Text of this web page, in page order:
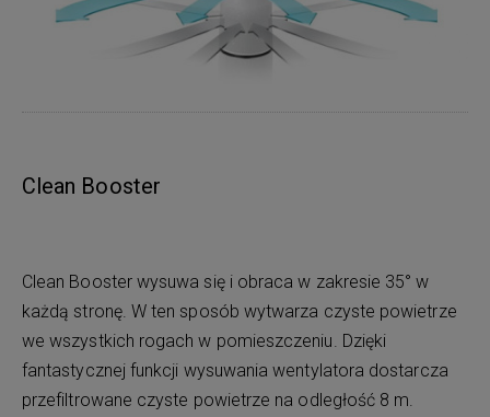
Clean Booster
Clean Booster wysuwa się i obraca w zakresie 35° w
każdą stronę. W ten sposób wytwarza czyste powietrze
we wszystkich rogach w pomieszczeniu. Dzięki
fantastycznej funkcji wysuwania wentylatora dostarcza
przefiltrowane czyste powietrze na odległość 8 m.